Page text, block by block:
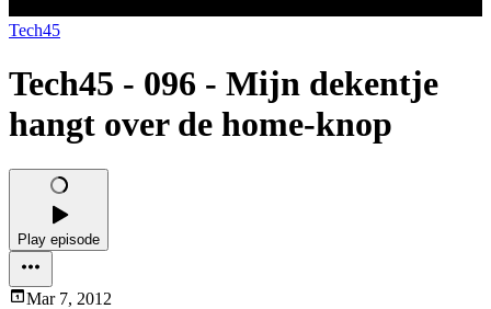
Tech45
Tech45 - 096 - Mijn dekentje
hangt over de home-knop
Play episode
Mar 7, 2012